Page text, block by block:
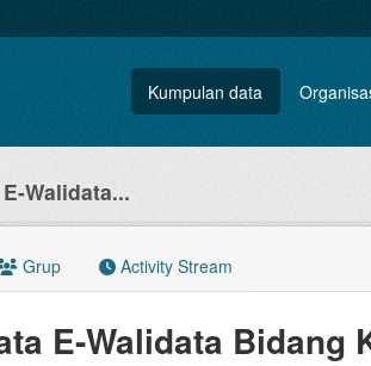
Kumpulan data
Walidata...
Grup Activity Stream
E-Walidata Bidang